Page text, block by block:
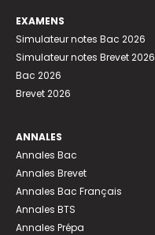
EXAMENS
Simulateur notes Bac 2026
Simulateur notes Brevet 2026
Bac 2026
Brevet 2026
ANNALES
Annales Bac
Annales Brevet
Annales Bac Français
Annales BTS
Annales Prépa